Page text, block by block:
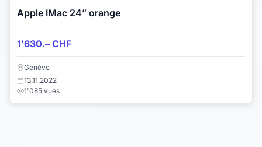
Apple IMac 24” orange
1'630.– CHF
Genève
13.11.2022
1'085 vues